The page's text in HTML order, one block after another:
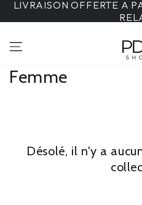
IGNORER LE
LIVRAISON OFFERTE A
Collection:
Femme
Désolé, il n'y a